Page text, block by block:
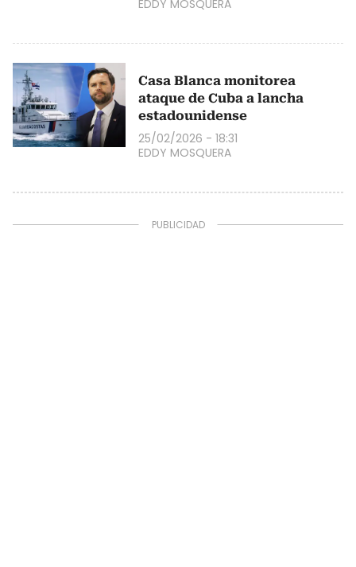
EDDY MOSQUERA
Casa Blanca monitorea
ataque de Cuba a lancha
estadounidense
25/02/2026 - 18:31
EDDY MOSQUERA